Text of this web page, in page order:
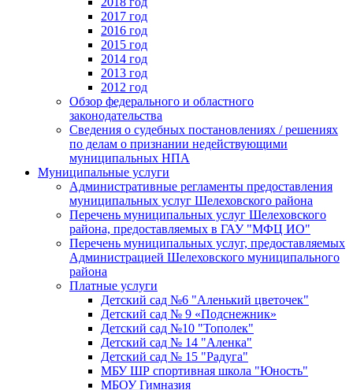
2017 год
2016 год
2015 год
2014 год
2013 год
2012 год
Обзор федерального и областного
законодательства
Сведения о судебных постановлениях / решениях
по делам о признании недействующими
муниципальных НПА
Муниципальные услуги
Административные регламенты предоставления
муниципальных услуг Шелеховского района
Перечень муниципальных услуг Шелеховского
района, предоставляемых в ГАУ "МФЦ ИО"
Перечень муниципальных услуг, предоставляемых
Администрацией Шелеховского муниципального
района
Платные услуги
Детский сад №6 "Аленький цветочек"
Детский сад № 9 «Подснежник»
Детский сад №10 "Тополек"
Детский сад № 14 "Аленка"
Детский сад № 15 "Радуга"
МБУ ШР спортивная школа "Юность"
МБОУ Гимназия